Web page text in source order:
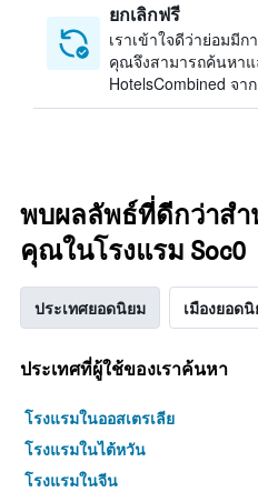
ยกเลิกฟรี
เราเข้าใจดีว่าย่อมมี
คุณจึงสามารถค้นหา
HotelsCombined จ
พบผลลัพธ์ที่ดีกว่าสำ
คุณในโรงแรม Soc0
ประเทศยอดนิยม เมืองยอด
ประเทศที่ผู้ใช้ของเราค้นหา
โรงแรมในออสเตรเลีย
โรงแรมในไต้หวัน
โรงแรมในจีน